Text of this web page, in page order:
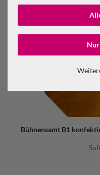
Bühnensamt B1